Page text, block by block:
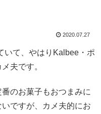
2020.07.27
いて、やはりKalbee・ポ
夫です。
のお菓子もおつまみに
ですが、カメ夫的にお